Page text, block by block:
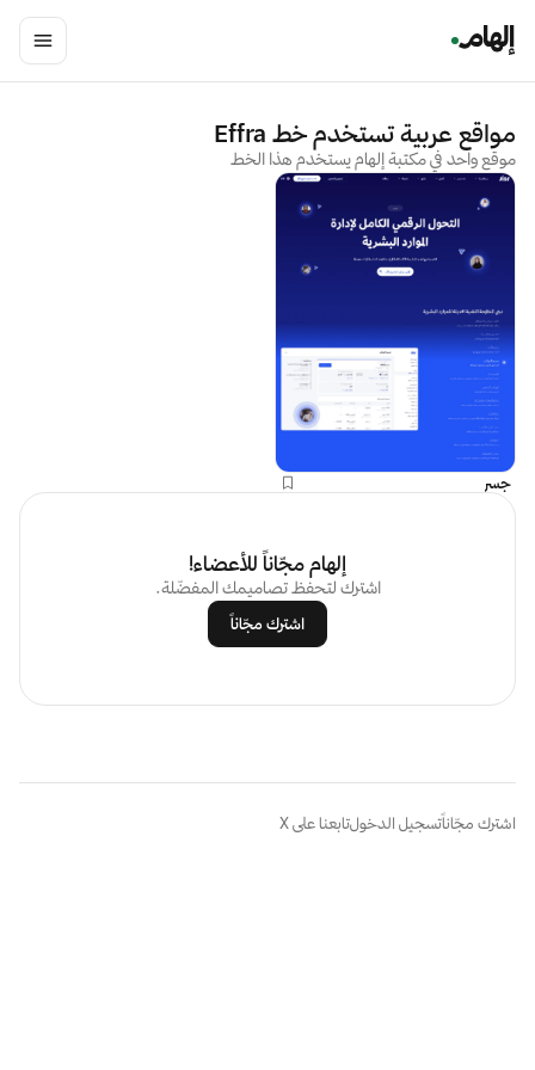
مواقع عربية تستخدم خط Effra
موقع واحد في مكتبة إلهام يستخدم هذا الخط
جسر
إلهام مجّاناً للأعضاء!
اشترك لتحفظ تصاميمك المفضّلة.
اشترك مجّاناً
اشترك مجّاناًتسجيل الدخولتابعنا على X